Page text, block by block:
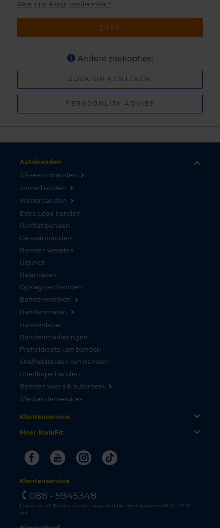
ZOEK
Waar vind ik mijn bandenmaat?
Andere zoekopties:
ZOEK OP KENTEKEN
PERSOONLIJK ADVIES
Autobanden
All-seasonbanden
Zomerbanden
Winterbanden
Extra Load banden
Runflat banden
Caravanbanden
Banden wisselen
Uitlijnen
Balanceren
Opslag van banden
Bandenmerken
Bandenmaten
Bandenlabel
Bandenmarkeringen
Profieldiepte van banden
Snelheidsindex van banden
Goedkope banden
Banden voor elk automerk
Alle bandenservices
Klantenservice
Meer KwikFit
FacebookYoutubeInstagram
Tiktok
Klantenservice
088 - 5945348
Lokaal tarief. Bereikbaar van maandag t/m vrijdag tussen 08.00 - 17.30
uur.